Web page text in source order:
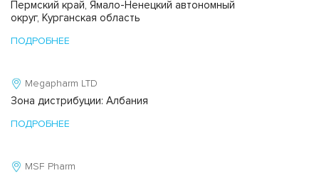
Пермский край, Ямало-Ненецкий автономный
округ, Курганская область
ПОДРОБНЕЕ
Megapharm LTD
Зона дистрибуции: Албания
ПОДРОБНЕЕ
MSF Pharm